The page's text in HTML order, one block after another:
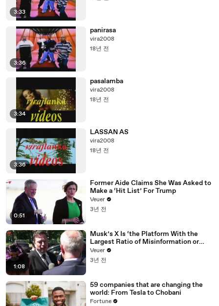
3:33
3:36
panirasa
vira2008
18년 전
3:34
pasalamba
vira2008
18년 전
3:36
LASSAN AS
vira2008
18년 전
0:51
Former Aide Claims She Was Asked to
Make a ‘Hit List’ For Trump
Veuer
3년 전
1:08
Musk’s X Is ‘the Platform With the
Largest Ratio of Misinformation or
Disinformation’ Amongst All Social
Media Platforms
Veuer
3년 전
59 companies that are changing the
world: From Tesla to Chobani
Fortune